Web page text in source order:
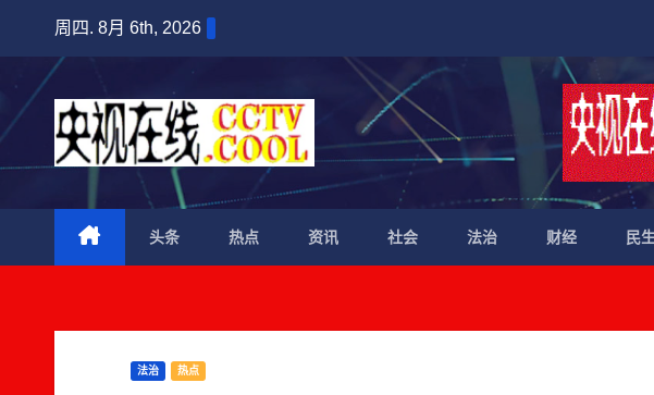
周四. 8月 6th, 2026
头条 热点 资讯 社会 法治 财经 民
法治 热点